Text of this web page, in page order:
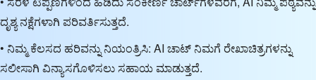
ದೃಶ್ಯ ನಕ್ಷೆಗಳಾಗಿ ಪರಿವರ್ತಿಸುತ್ತದೆ.
• ನಿಮ್ಮ ಕೆಲಸದ ಹರಿವನ್ನು ನಿಯಂತ್ರಿಸಿ: AI ಚಾಟ್ ನಿಮಗೆ ರೇಖಾಚಿತ್ರಗಳನ್ನು
ಸಲೀಸಾಗಿ ವಿನ್ಯಾಸಗೊಳಿಸಲು ಸಹಾಯ ಮಾಡುತ್ತದೆ.